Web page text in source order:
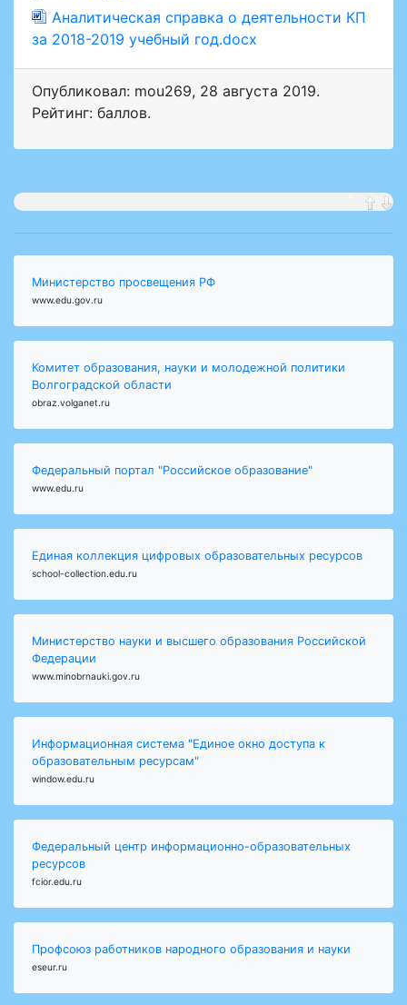
Аналитическая справка о деятельности КП
за 2018-2019 учебный год.docx
Опубликовал: mou269, 28 августа 2019.
Рейтинг: баллов.
Министерство просвещения РФ
www.edu.gov.ru
Комитет образования, науки и молодежной политики
Волгоградской области
obraz.volganet.ru
Федеральный портал "Российское образование"
www.edu.ru
Единая коллекция цифровых образовательных ресурсов
school-collection.edu.ru
Министерство науки и высшего образования Российской
Федерации
www.minobrnauki.gov.ru
Информационная система "Единое окно доступа к
образовательным ресурсам"
window.edu.ru
Федеральный центр информационно-образовательных
ресурсов
fcior.edu.ru
Профсоюз работников народного образования и науки
eseur.ru